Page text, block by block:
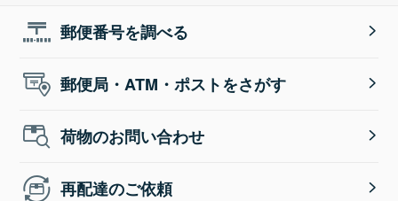
郵便番号を調べる
郵便局・ATM・ポストをさがす
荷物のお問い合わせ
再配達のご依頼